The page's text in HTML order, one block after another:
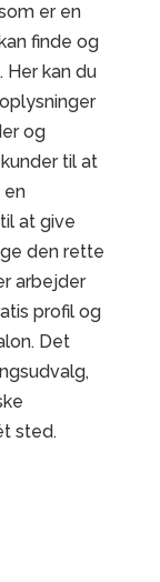
er en
finde og
Her kan du
og
til at
en
at give
den rette
arbejder
profil og
Det
sted.